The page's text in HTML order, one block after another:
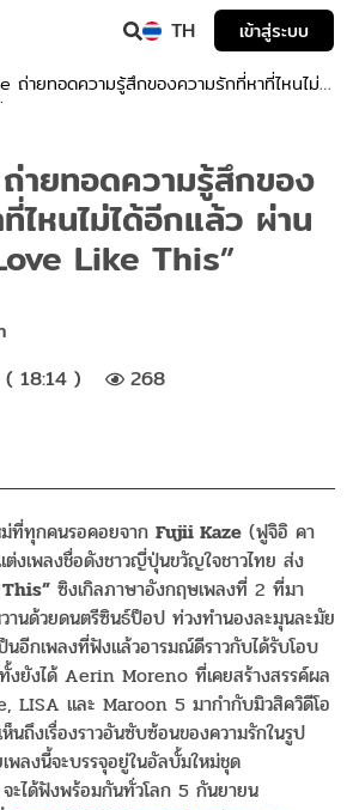
TH
เข้าสู่ระบบ
ถ่ายทอดความรู้สึกของความรักที่หาที่ไหนไม่
“Love Like This”
ายทอดความรู้สึกของ
ไหนไม่ได้อีกแล้ว ผ่าน
Like This”
18:14 )
268
ที่ทุกคนรอคอยจาก Fujii Kaze (ฟูจิอิ คา
งเพลงชื่อดังชาวญี่ปุ่นขวัญใจชาวไทย ส่ง
ซิงเกิลภาษาอังกฤษเพลงที่ 2 ที่มา
านด้วยดนตรีซินธ์ป็อป ท่วงทำนองละมุนละมัย
นอีกเพลงที่ฟังแล้วอารมณ์ดีราวกับได้รับโอบ
งยังได้ Aerin Moreno ที่เคยสร้างสรรค์ผล
LISA และ Maroon 5 มากำกับมิวสิควิดีโอ
ถึงเรื่องราวอันซับซ้อนของความรักในรูป
พลงนี้จะบรรจุอยู่ในอัลบั้มใหม่ชุด
ได้ฟังพร้อมกันทั่วโลก 5 กันยายน